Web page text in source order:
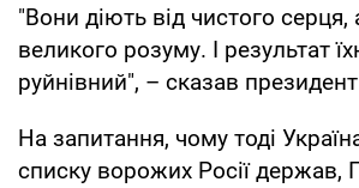
"Вони діють від чистого серця,
великого розуму. І результат
руйнівний", – сказав
На запитання, чому тоді
списку ворожих Росії держав,